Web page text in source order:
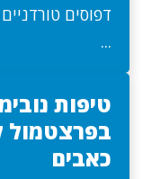
דפוסים
...
טיפות
בפרצטמול
כאבים